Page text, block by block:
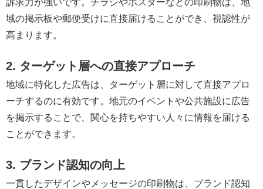
訴求力が強いです。チラシやポスターなどの印刷物は、地
域の掲示板や郵便受けに直接届けることができ、視認性が
高まります。
2. ターゲット層への直接アプローチ
地域に特化した広告は、ターゲット層に対して直接アプロ
ーチするのに有効です。地元のイベントや公共施設に広告
を掲示することで、関心を持ちやすい人々に情報を届ける
ことができます。
3. ブランド認知の向上
一貫したデザインやメッセージの印刷物は、ブランド認知